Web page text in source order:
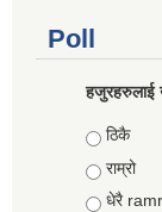
Poll
हजुरहरुलाई
Choices
ठिकै
राम्रो
धेरै